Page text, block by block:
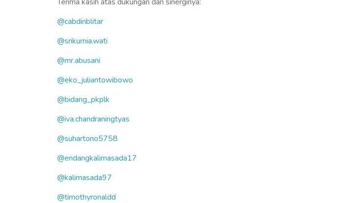
@cabdinblitar
@srikurnia.wati
@mr.abusani
@eko_juliantowibowo
@bidang_pkplk
@iva.chandraningtyas
@suhartono5758
@endangkalimasada17
@kalimasada97
@timothyronaldd